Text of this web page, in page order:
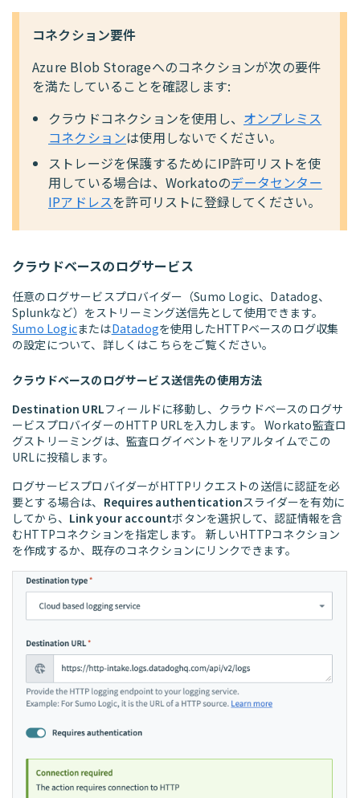
コネクション要件
Azure Blob Storageへのコネクションが次の要件
を満たしていることを確認します:
クラウドコネクションを使用し、 オンプレミス
コネクションは使用しないでください。
ストレージを保護するためにIP許可リストを使
用している場合は、Workatoのデータセンター
IPアドレスを許可リストに登録してください。
クラウドベースのログサービス
任意のログサービスプロバイダー（Sumo Logic、Datadog、
Splunkなど）をストリーミング送信先として使用できます。
Sumo LogicまたはDatadogを使用したHTTPベースのログ収集
の設定について、詳しくはこちらをご覧ください。
クラウドベースのログサービス送信先の使用方法
Destination URLフィールドに移動し、クラウドベースのログサ
ービスプロバイダーのHTTP URLを入力します。 Workato監査ロ
グストリーミングは、監査ログイベントをリアルタイムでこの
URLに投稿します。
ログサービスプロバイダーがHTTPリクエストの送信に認証を必
要とする場合は、 Requires authenticationスライダーを有効に
してから、 Link your accountボタンを選択して、認証情報を含
むHTTPコネクションを指定します。 新しいHTTPコネクション
を作成するか、既存のコネクションにリンクできます。